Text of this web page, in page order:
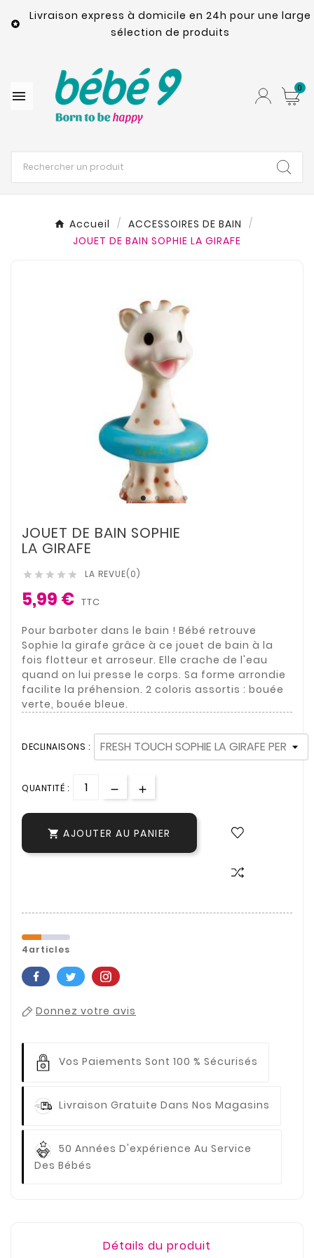

Livraison express à domicile en 24h pour une large
sélection de produits
 0
Accueil
ACCESSOIRES DE BAIN
JOUET DE BAIN SOPHIE LA GIRAFE
JOUET DE BAIN SOPHIE
LA GIRAFE
     LA REVUE(0)
5,99 € TTC
Pour barboter dans le bain ! Bébé retrouve
Sophie la girafe grâce à ce jouet de bain à la
fois flotteur et arroseur. Elle crache de l'eau
quand on lui presse le corps. Sa forme arrondie
facilite la préhension. 2 coloris assortis : bouée
verte, bouée bleue.
DECLINAISONS :
QUANTITÉ :
 AJOUTER AU PANIER
4articles
Donnez votre avis
Vos Paiements Sont 100 % Sécurisés
Livraison Gratuite Dans Nos Magasins
50 Années D'expérience Au Service
Des Bébés
Détails du produit